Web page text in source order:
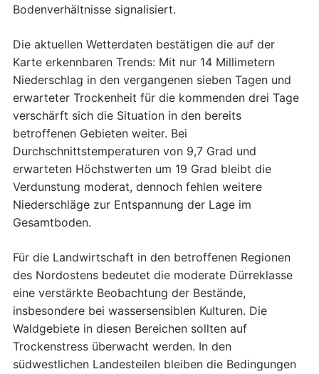
Bodenverhältnisse signalisiert.
Die aktuellen Wetterdaten bestätigen die auf der
Karte erkennbaren Trends: Mit nur 14 Millimetern
Niederschlag in den vergangenen sieben Tagen und
erwarteter Trockenheit für die kommenden drei Tage
verschärft sich die Situation in den bereits
betroffenen Gebieten weiter. Bei
Durchschnittstemperaturen von 9,7 Grad und
erwarteten Höchstwerten um 19 Grad bleibt die
Verdunstung moderat, dennoch fehlen weitere
Niederschläge zur Entspannung der Lage im
Gesamtboden.
Für die Landwirtschaft in den betroffenen Regionen
des Nordostens bedeutet die moderate Dürreklasse
eine verstärkte Beobachtung der Bestände,
insbesondere bei wassersensiblen Kulturen. Die
Waldgebiete in diesen Bereichen sollten auf
Trockenstress überwacht werden. In den
südwestlichen Landesteilen bleiben die Bedingungen